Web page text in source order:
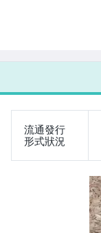
流通發行
形式狀況